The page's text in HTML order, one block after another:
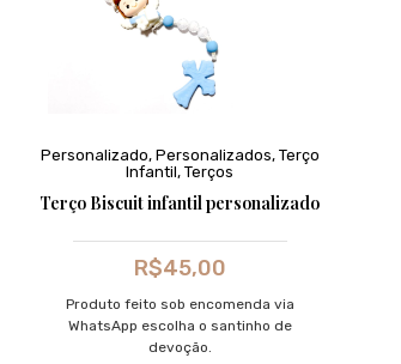
Personalizado, Personalizados, Terço
Infantil, Terços
Terço Biscuit infantil personalizado
R$45,00
Produto feito sob encomenda via
WhatsApp escolha o santinho de
devoção.